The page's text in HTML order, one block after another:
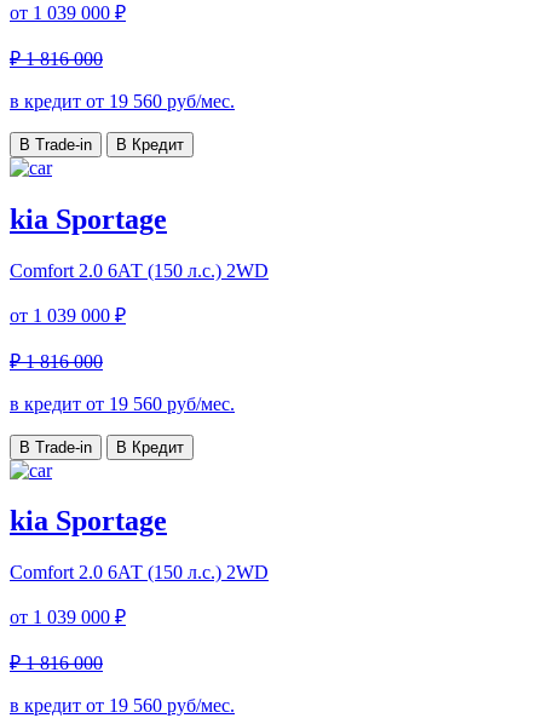
от 1 039 000 ₽
₽ 1 816 000
в кредит от 19 560 руб/мес.
В Trade-in В Кредит
kia Sportage
Comfort 2.0 6АТ (150 л.с.) 2WD
от 1 039 000 ₽
₽ 1 816 000
в кредит от 19 560 руб/мес.
В Trade-in В Кредит
kia Sportage
Comfort 2.0 6АТ (150 л.с.) 2WD
от 1 039 000 ₽
₽ 1 816 000
в кредит от 19 560 руб/мес.